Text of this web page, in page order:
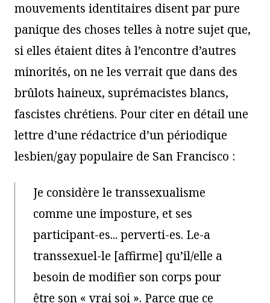
mouvements identitaires disent par pure
panique des choses telles à notre sujet que,
si elles étaient dites à l’encontre d’autres
minorités, on ne les verrait que dans des
brûlots haineux, suprémacistes blancs,
fascistes chrétiens. Pour citer en détail une
lettre d’une rédactrice d’un périodique
lesbien/gay populaire de San Francisco :
Je considère le transsexualisme
comme une imposture, et ses
participant-es... perverti-es. Le-a
transsexuel-le [affirme] qu’il/elle a
besoin de modifier son corps pour
être son « vrai soi ». Parce que ce